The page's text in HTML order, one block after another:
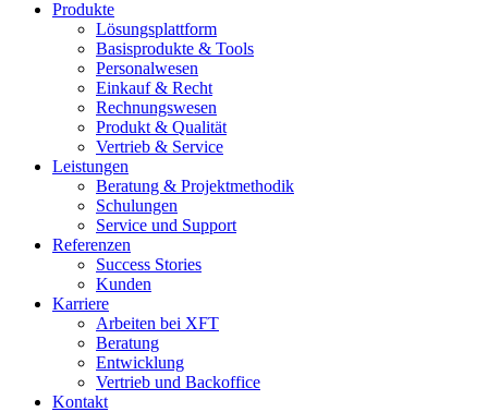
Produkte
Lösungsplattform
Basisprodukte & Tools
Personalwesen
Einkauf & Recht
Rechnungswesen
Produkt & Qualität
Vertrieb & Service
Leistungen
Beratung & Projektmethodik
Schulungen
Service und Support
Referenzen
Success Stories
Kunden
Karriere
Arbeiten bei XFT
Beratung
Entwicklung
Vertrieb und Backoffice
Kontakt